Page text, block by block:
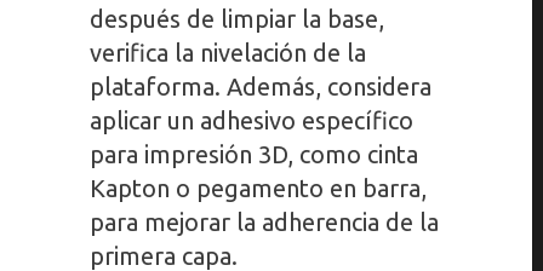
después de limpiar la base,
verifica la nivelación de la
plataforma. Además, considera
aplicar un adhesivo específico
para impresión 3D, como cinta
Kapton o pegamento en barra,
para mejorar la adherencia de la
primera capa.